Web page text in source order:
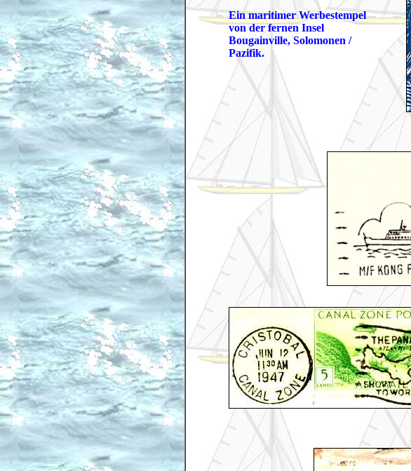
Ein maritimer Werbestempel
von der fernen Insel
Bougainville, Solomonen /
Pazifik.